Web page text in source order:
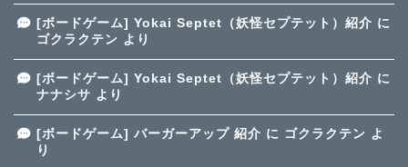
[ボードゲーム] Yokai Septet（妖怪セプテット）紹介 に
ゴクラクテン より
[ボードゲーム] Yokai Septet（妖怪セプテット）紹介 に
ナナシサ より
[ボードゲーム] バーガーアップ 紹介 に ゴクラクテン よ
り